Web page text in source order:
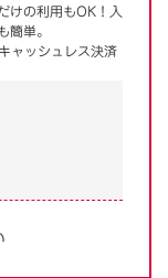
けの利用もOK！入
簡単。
ャッシュレス決済